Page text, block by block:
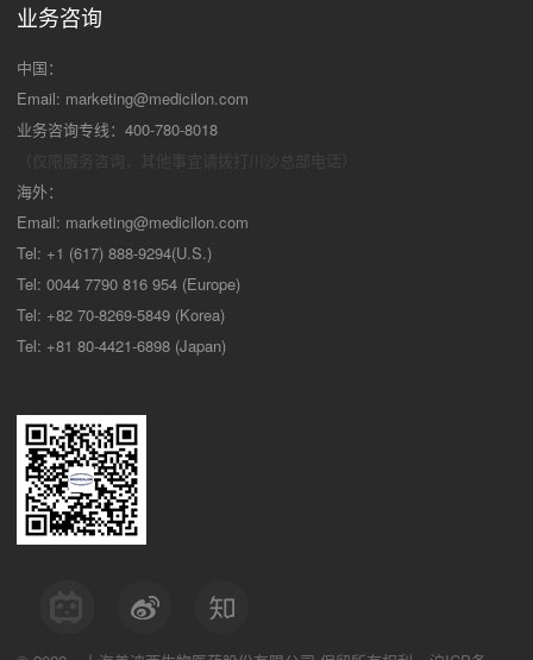
业务咨询
中国：
Email: marketing@medicilon.com
业务咨询专线：400-780-8018
海外：
Email: marketing@medicilon.com
Tel: +1 (617) 888-9294(U.S.)
Tel: 0044 7790 816 954 (Europe)
Tel: +82 70-8269-5849 (Korea)
Tel: +81 80-4421-6898 (Japan)